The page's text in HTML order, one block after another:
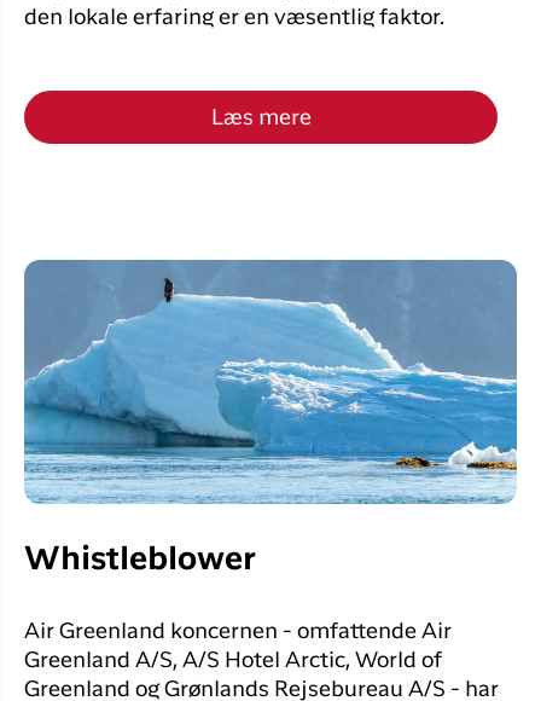
den lokale erfaring er en væsentlig faktor.
Læs mere
Whistleblower
Air Greenland koncernen - omfattende Air
Greenland A/S, A/S Hotel Arctic, World of
Greenland og Grønlands Rejsebureau A/S - har